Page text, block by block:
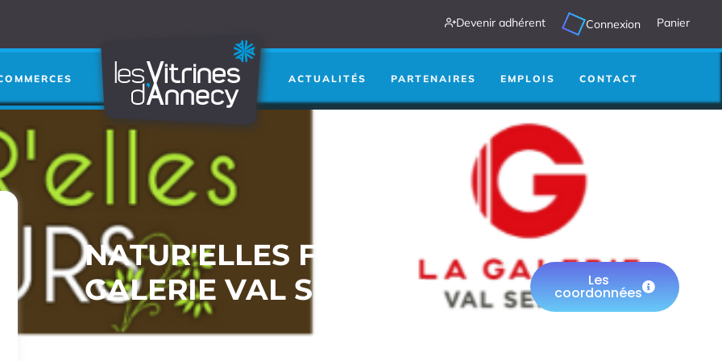
Devenir adhérent Connexion Panier
ACTUALITÉS PARTENAIRES EMPLOIS CONTACT
NATUR'ELLES FLEURS -
GALERIE VAL SEMNOZ
Les
coordonnées